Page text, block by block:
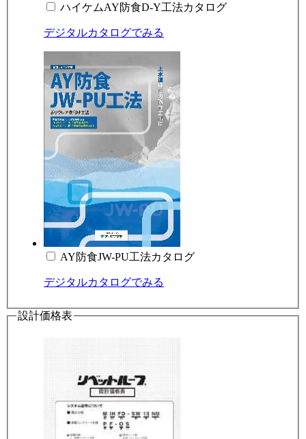
ハイケムAY防食D-Y工法カタログ
デジタルカタログでみる
AY防食JW-PU工法カタログ
デジタルカタログでみる
設計価格表